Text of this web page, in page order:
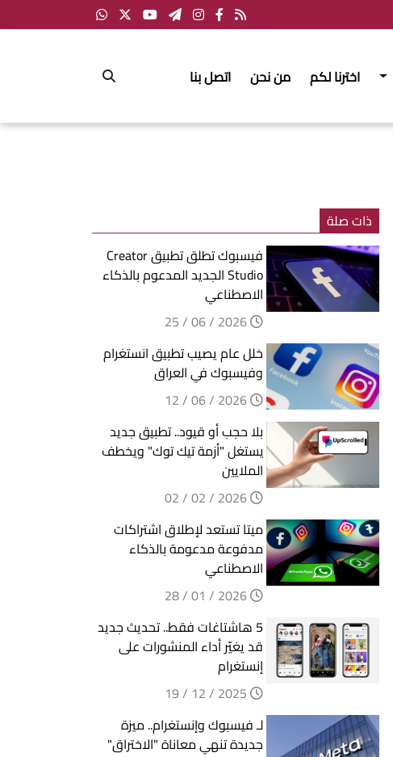
اخترنا لكم من نحن اتصل بنا
ذات صلة
فيسبوك تطلق تطبيق Creator
Studio الجديد المدعوم بالذكاء
الاصطناعي
خلل عام يصيب تطبيق انستغرام
وفيسبوك في العراق
بلا حجب أو قيود.. تطبيق جديد
يستغل "أزمة تيك توك" ويخطف
الملايين
ميتا تستعد لإطلاق اشتراكات
مدفوعة مدعومة بالذكاء
الاصطناعي
5 هاشتاغات فقط.. تحديث جديد
قد يغيّر أداء المنشورات على
إنستغرام
لـ فيسبوك وإنستغرام.. ميزة
جديدة تنهي معاناة "الاختراق"